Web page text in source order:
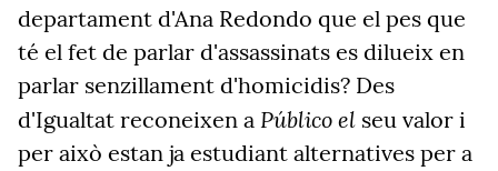
departament d'Ana Redondo que el pes que
té el fet de parlar d'assassinats es dilueix en
parlar senzillament d'homicidis? Des
d'Igualtat reconeixen a Público el seu valor i
per això estan ja estudiant alternatives per a